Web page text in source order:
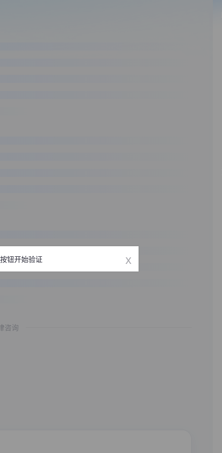
咨询
钮开始验证 x